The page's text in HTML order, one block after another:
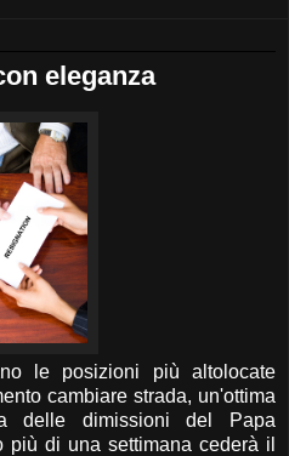
eleganza
le posizioni più altolocate
cambiare strada, un'ottima
delle dimissioni del Papa
più di una settimana cederà il